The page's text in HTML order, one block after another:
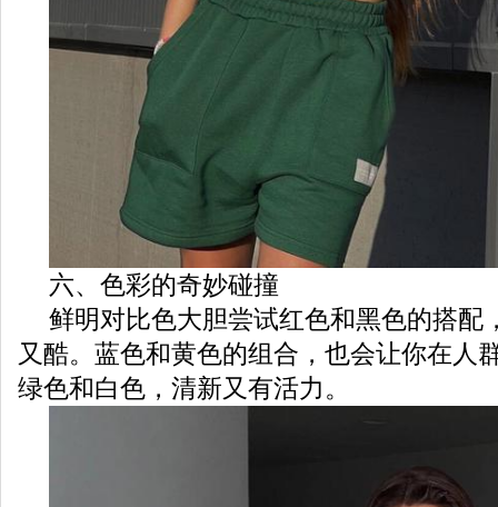
六、色彩的奇妙碰撞
鲜明对比色大胆尝试红色和黑色的搭配
又酷。蓝色和黄色的组合，也会让你在人
绿色和白色，清新又有活力。